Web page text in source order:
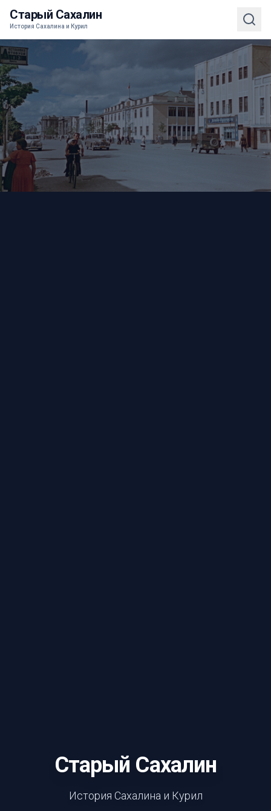
Старый Сахалин
История Сахалина и Курил
Старый Сахалин
История Сахалина и Курил